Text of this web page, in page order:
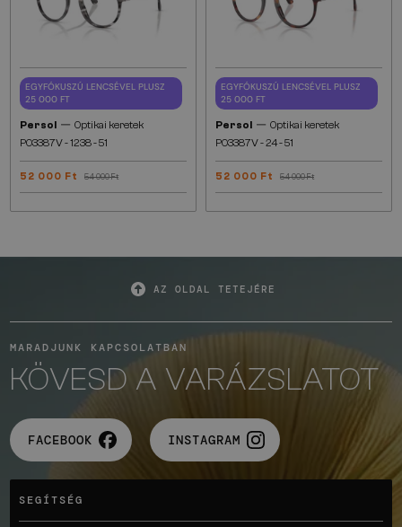
EGYFÓKUSZÚ LENCSÉVEL PLUSZ
25 000 FT
Persol — Optikai keretek
PO3387V - 1238 - 51
52 000 Ft 54 000 Ft
EGYFÓKUSZÚ LENCSÉVEL PLUSZ
25 000 FT
Persol — Optikai keretek
PO3387V - 24 - 51
52 000 Ft 54 000 Ft
AZ OLDAL TETEJÉRE
MARADJUNK KAPCSOLATBAN
KÖVESD A VARÁZSLATOT
FACEBOOK INSTAGRAM
SEGÍTSÉG